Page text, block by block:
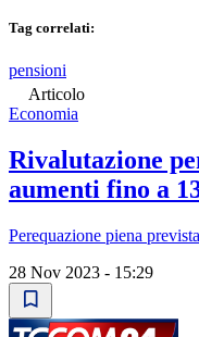
Tag correlati:
pensioni
Articolo
Economia
Rivalutazione
aumenti fino a
Perequazione piena
28 Nov 2023 - 15:29